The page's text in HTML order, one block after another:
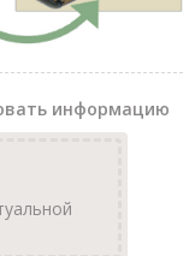
информацию